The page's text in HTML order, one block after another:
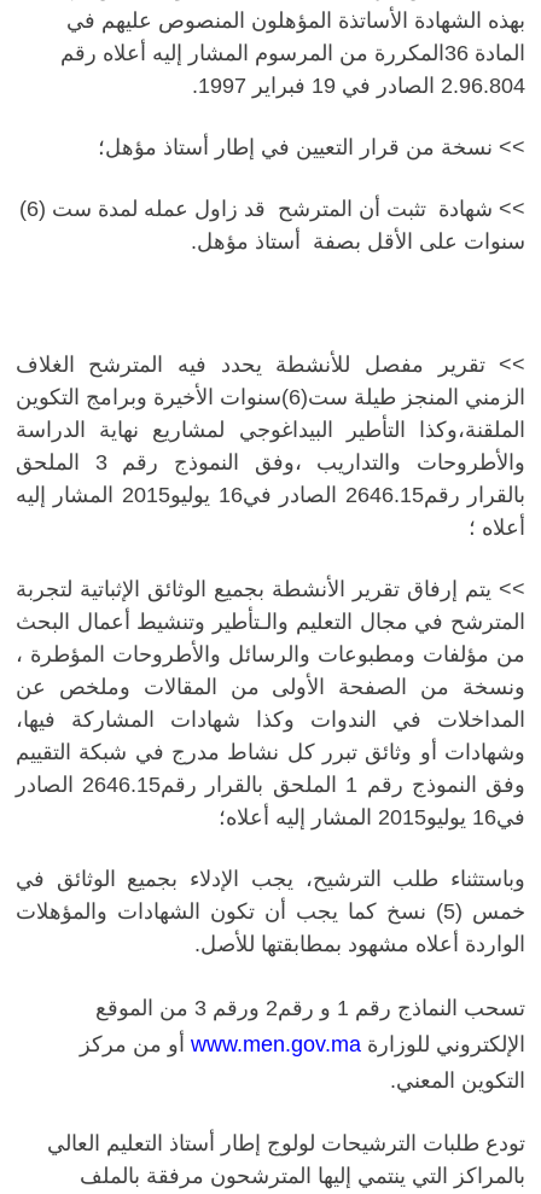
بهذه الشهادة الأساتذة المؤهلون المنصوص عليهم في
المادة 36المكررة من المرسوم المشار إليه أعلاه رقم
2.96.804 الصادر في 19 فبراير 1997.
>> نسخة من قرار التعيين في إطار أستاذ مؤهل؛
>> شهادة تثبت أن المترشح قد زاول عمله لمدة ست (6)
سنوات على الأقل بصفة أستاذ مؤهل.
>> تقرير مفصل للأنشطة يحدد فيه المترشح الغلاف
الزمني المنجز طيلة ست(6)سنوات الأخيرة وبرامج التكوين
الملقنة،وكذا التأطير البيداغوجي لمشاريع نهاية الدراسة
والأطروحات والتداريب ،وفق النموذج رقم 3 الملحق
بالقرار رقم2646.15 الصادر في16 يوليو2015 المشار إليه
أعلاه ؛
>> يتم إرفاق تقرير الأنشطة بجميع الوثائق الإثباتية لتجربة
المترشح في مجال التعليم والـتأطير وتنشيط أعمال البحث
من مؤلفات ومطبوعات والرسائل والأطروحات المؤطرة ،
ونسخة من الصفحة الأولى من المقالات وملخص عن
المداخلات في الندوات وكذا شهادات المشاركة فيها،
وشهادات أو وثائق تبرر كل نشاط مدرج في شبكة التقييم
وفق النموذج رقم 1 الملحق بالقرار رقم2646.15 الصادر
في16 يوليو2015 المشار إليه أعلاه؛
وباستثناء طلب الترشيح، يجب الإدلاء بجميع الوثائق في
خمس (5) نسخ كما يجب أن تكون الشهادات والمؤهلات
الواردة أعلاه مشهود بمطابقتها للأصل.
تسحب النماذج رقم 1 و رقم2 ورقم 3 من الموقع
الإلكتروني للوزارة www.men.gov.maأو من مركز
التكوين المعني.
تودع طلبات الترشيحات لولوج إطار أستاذ التعليم العالي
بالمراكز التي ينتمي إليها المترشحون مرفقة بالملف